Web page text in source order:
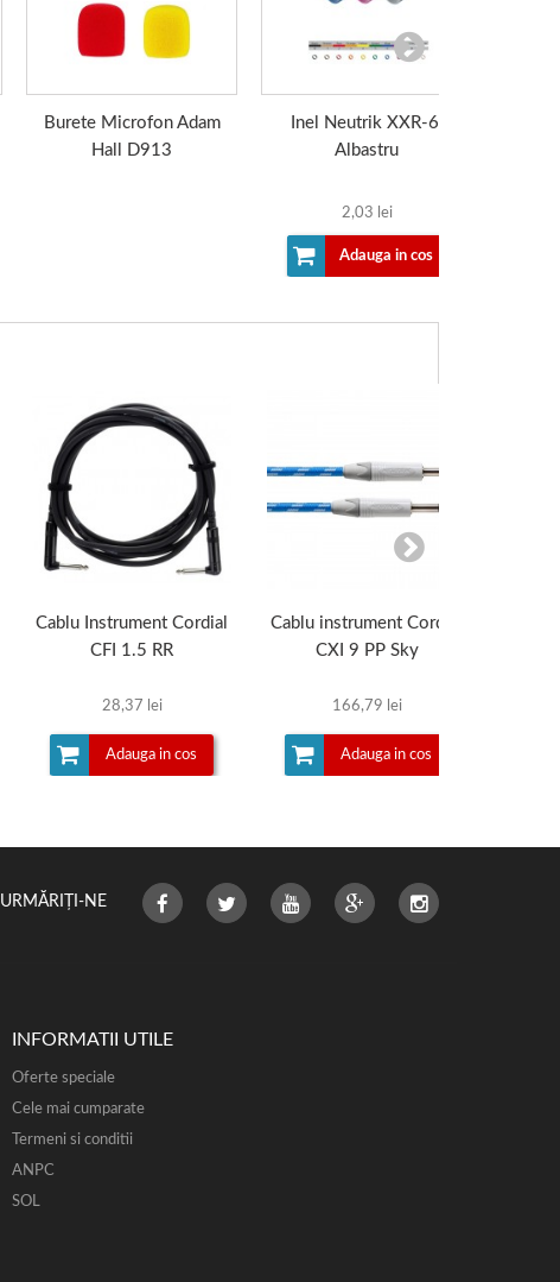
Burete Microfon Adam
Hall D913
Inel Neutrik XXR-6,
Albastru
2,03 lei
Adauga in cos
Cablu Instrument Cordial
CFI 1.5 RR
28,37 lei
Adauga in cos
Cablu instrument Cordial
CXI 9 PP Sky
166,79 lei
Adauga in cos
URMĂRIȚI-NE
INFORMATII UTILE
Oferte speciale
Cele mai cumparate
Termeni si conditii
ANPC
SOL